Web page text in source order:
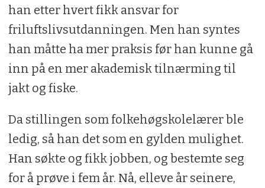
han etter hvert fikk ansvar for
friluftslivsutdanningen. Men han syntes
han måtte ha mer praksis før han kunne gå
inn på en mer akademisk tilnærming til
jakt og fiske.
Da stillingen som folkehøgskolelærer ble
ledig, så han det som en gylden mulighet.
Han søkte og fikk jobben, og bestemte seg
for å prøve i fem år. Nå, elleve år seinere,